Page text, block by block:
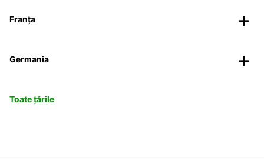
Franța
Germania
Toate țările